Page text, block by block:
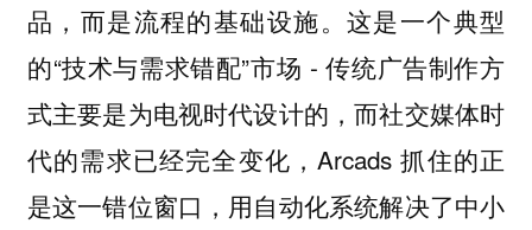
品，而是流程的基础设施。这是一个典型
的“技术与需求错配”市场 - 传统广告制作方
式主要是为电视时代设计的，而社交媒体时
代的需求已经完全变化，Arcads 抓住的正
是这一错位窗口，用自动化系统解决了中小